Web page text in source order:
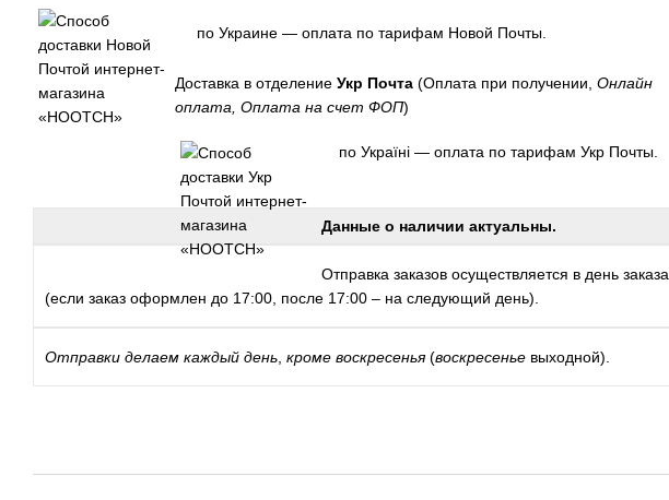
по Украине — оплата по тарифам Новой Почты.
Доставка в отделение Укр Почта (Оплата при получении, Онлайн
оплата, Оплата на счет ФОП)
по Україні — оплата по тарифам Укр Почты.
Данные о наличии актуальны.
Отправка заказов осуществляется в день заказа
(если заказ оформлен до 17:00, после 17:00 – на следующий день).
Отправки делаем каждый день кроме воскресенья(воскресенье выходной).